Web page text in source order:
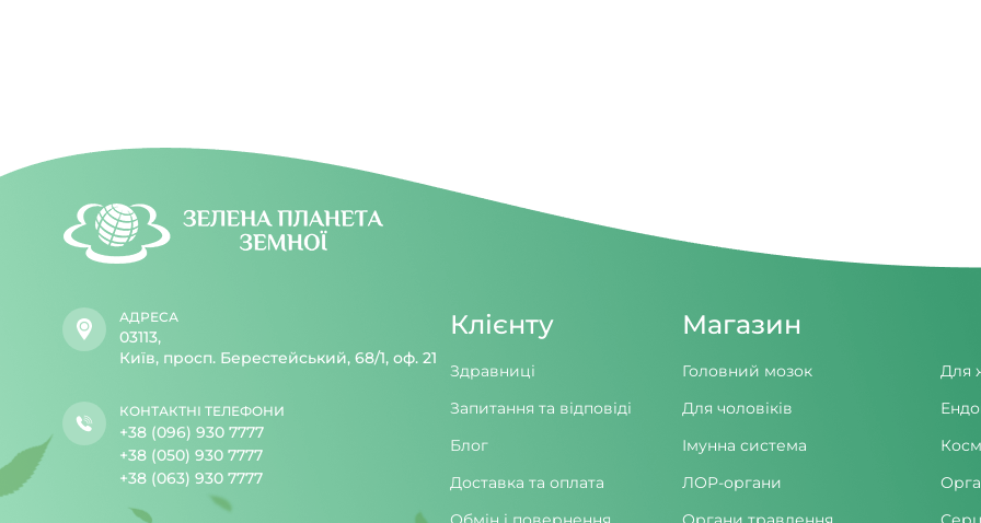
АДРЕСА
03113,
Київ, просп. Берестейський, 68/1, оф. 21
КОНТАКТНІ ТЕЛЕФОНИ
+38 (096) 930 7777
+38 (050) 930 7777
+38 (063) 930 7777
Клієнту
Здравниці
Запитання та відповіді
Блог
Доставка та оплата
Магазин
Головний мозок Для
Для чоловіків
Імунна система
ЛОР-органи